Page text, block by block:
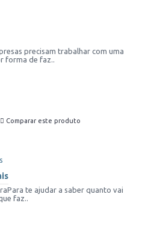
precisam trabalhar com uma
forma de faz..
Comparar este produto
te ajudar a saber quanto vai
faz..